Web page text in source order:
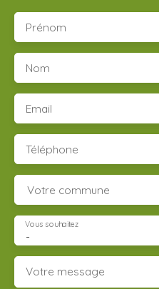
Prénom
Nom
Email
Téléphone
Votre commune
-
Vous souhaitez
Votre message